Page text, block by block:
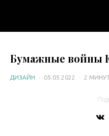
Бумажные войны
ДИЗАЙН · 05.05.2022 · 2